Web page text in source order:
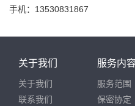
手机：13530831867
关于我们
关于我们
联系我们
服务内容
服务范围
保密协定